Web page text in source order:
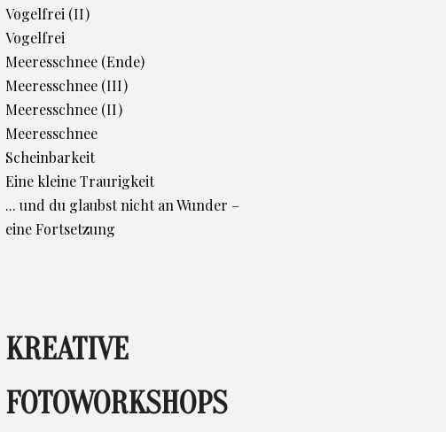
Vogelfrei (II)
Vogelfrei
Meeresschnee (Ende)
Meeresschnee (III)
Meeresschnee (II)
Meeresschnee
Scheinbarkeit
Eine kleine Traurigkeit
... und du glaubst nicht an Wunder –
eine Fortsetzung
KREATIVE
FOTOWORKSHOPS